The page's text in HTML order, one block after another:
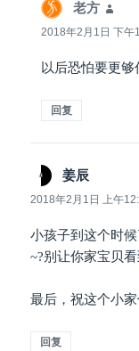
老方
道：
2018年2月1日 下午
以后恐怕要更
回复
姜辰
道：
2018年2月1日 上午
小孩子到这个时
~?别让你家宝贝
最后，祝这个小
回复